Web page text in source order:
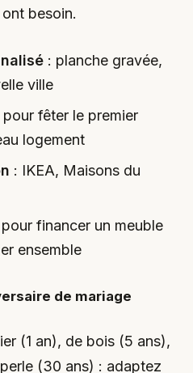
besoin.
: planche gravée,
ville
pour fêter le premier
logement
: IKEA, Maisons du
financer un meuble
ensemble
de mariage
(1 an), de bois (5 ans),
(30 ans) : adaptez